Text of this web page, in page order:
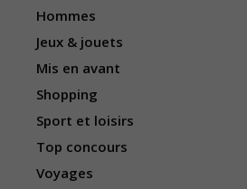
Hommes
Jeux & jouets
Mis en avant
Shopping
Sport et loisirs
Top concours
Voyages